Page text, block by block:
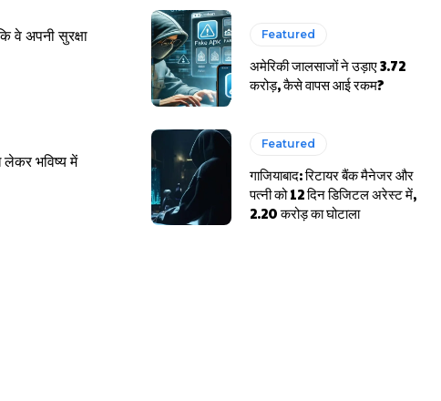
वे अपनी सुरक्षा
लेकर भविष्य में
Featured
अमेरिकी जालसाजों ने उड़ाए 3.72
करोड़, कैसे वापस आई रकम?
Featured
गाजियाबाद: रिटायर बैंक मैनेजर और
पत्नी को 12 दिन डिजिटल अरेस्ट में,
2.20 करोड़ का घोटाला